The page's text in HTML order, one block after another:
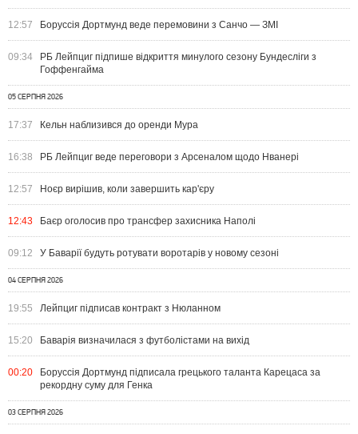
12:57 Боруссія Дортмунд веде перемовини з Санчо — ЗМІ
09:34
РБ Лейпциг підпише відкриття минулого сезону Бундесліги з
Гоффенгайма
05 СЕРПНЯ 2026
17:37 Кельн наблизився до оренди Мура
16:38 РБ Лейпциг веде переговори з Арсеналом щодо Нванері
12:57 Ноєр вирішив, коли завершить кар'єру
12:43 Баєр оголосив про трансфер захисника Наполі
09:12 У Баварії будуть ротувати воротарів у новому сезоні
04 СЕРПНЯ 2026
19:55 Лейпциг підписав контракт з Нюланном
15:20 Баварія визначилася з футболістами на вихід
00:20
Боруссія Дортмунд підписала грецького таланта Карецаса за
рекордну суму для Генка
03 СЕРПНЯ 2026